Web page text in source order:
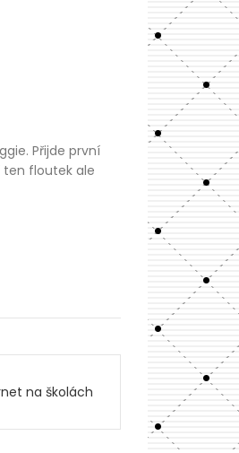
Přijde první
ten floutek ale
na školách